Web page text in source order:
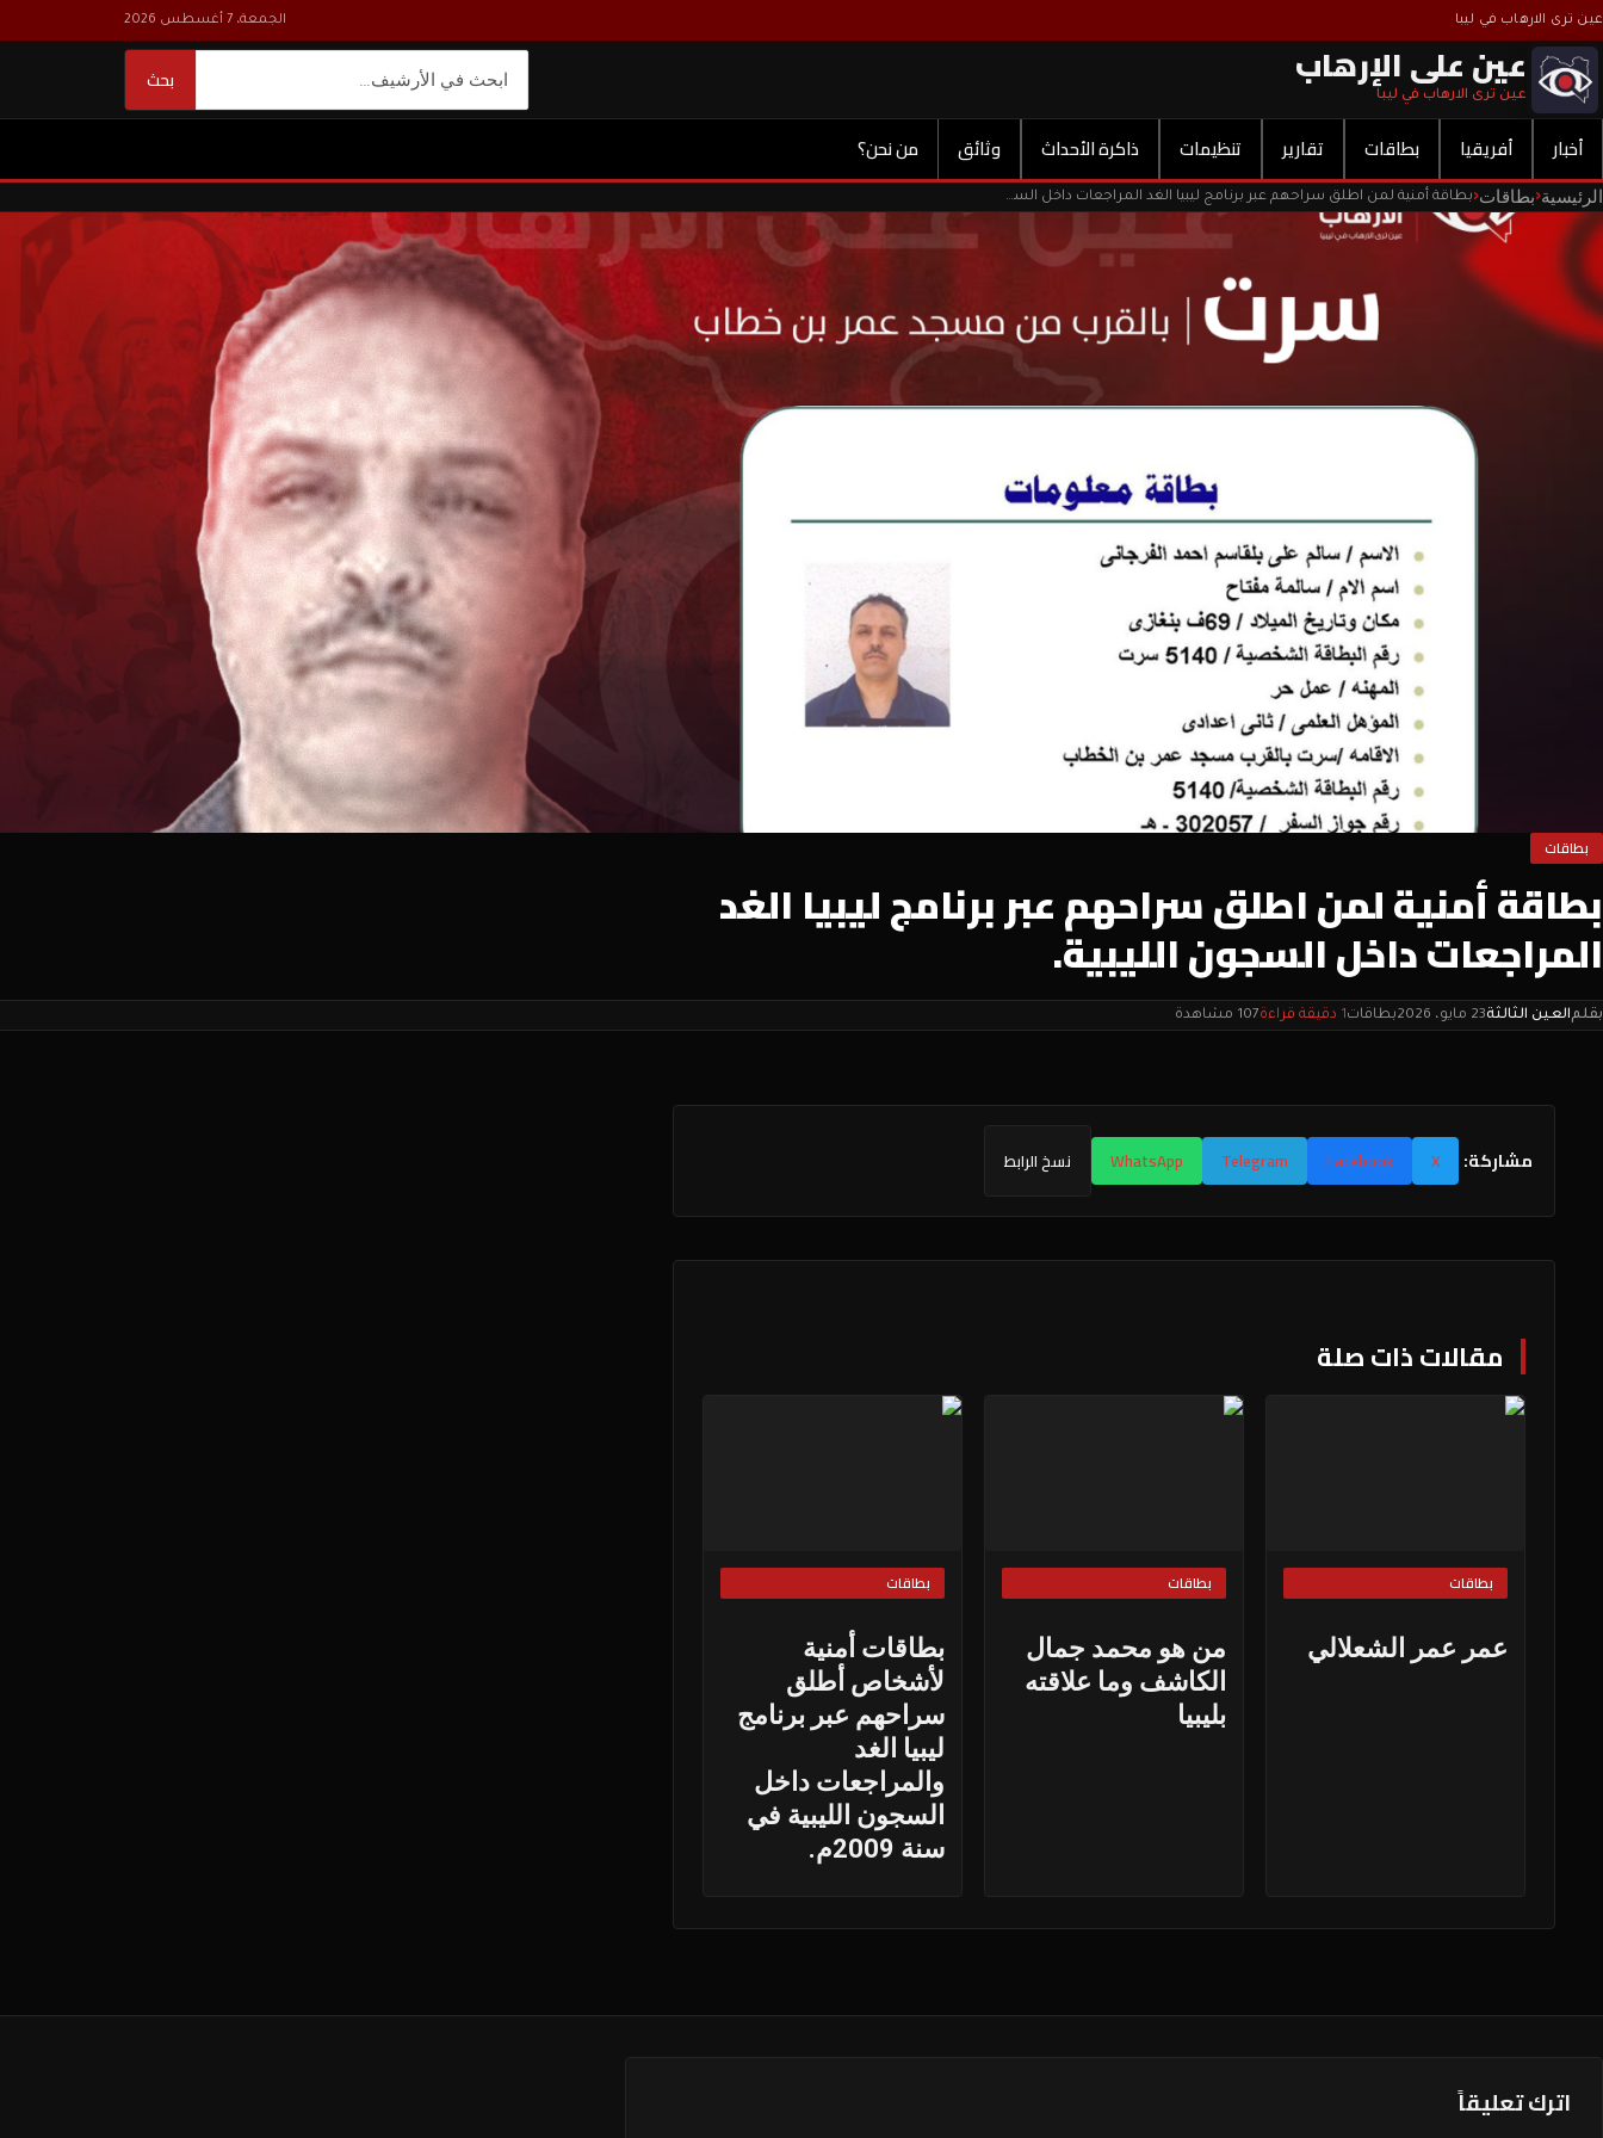
عين ترى الارهاب في ليبا الجمعة، 7 أغسطس 2026
عين على الإرهاب
عين ترى الارهاب في ليبا
بحث
أخبار أفريقيا بطاقات تقارير تنظيمات ذاكرة الأحداث وثائق من نحن؟
الرئيسية‹بطاقات‹ بطاقة أمنية لمن اطلق سراحهم عبر برنامج ليبيا الغد المراجعات داخل السجون الليبية.
بطاقات
بطاقة أمنية لمن اطلق سراحهم عبر برنامج ليبيا الغد
المراجعات داخل السجون الليبية.
بقلمالعين الثالثة23 مايو، 2026 بطاقات1 دقيقة قراءة 107 مشاهدة
مشاركة: X
Facebook
Telegram
WhatsApp نسخ الرابط
مقالات ذات صلة
بطاقات
عمر عمر الشعلالي
بطاقات
من هو محمد جمال
الكاشف وما علاقته
بليبيا
بطاقات
بطاقات أمنية
لأشخاص أطلق
سراحهم عبر برنامج
ليبيا الغد
والمراجعات داخل
السجون الليبية في
سنة 2009م.
اترك تعليقاً